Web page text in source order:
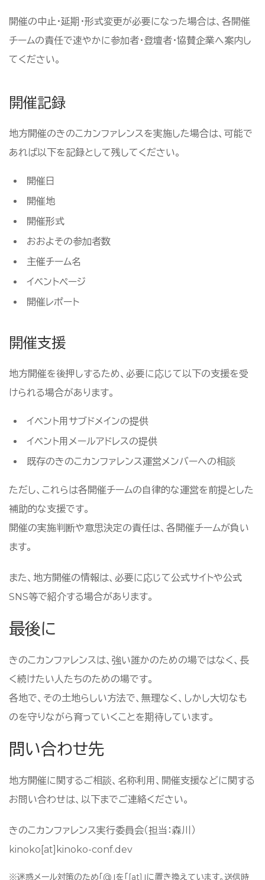
開催の中止・延期・形式変更が必要になった場合は、各開催
チームの責任で速やかに参加者・登壇者・協賛企業へ案内し
てください。
開催記録
地方開催のきのこカンファレンスを実施した場合は、可能で
あれば以下を記録として残してください。
開催日
開催地
開催形式
おおよその参加者数
主催チーム名
イベントページ
開催レポート
開催支援
地方開催を後押しするため、必要に応じて以下の支援を受
けられる場合があります。
イベント用サブドメインの提供
イベント用メールアドレスの提供
既存のきのこカンファレンス運営メンバーへの相談
ただし、これらは各開催チームの自律的な運営を前提とした
補助的な支援です。
開催の実施判断や意思決定の責任は、各開催チームが負い
ます。
また、地方開催の情報は、必要に応じて公式サイトや公式
SNS等で紹介する場合があります。
最後に
きのこカンファレンスは、強い誰かのための場ではなく、長
く続けたい人たちのための場です。
各地で、その土地らしい方法で、無理なく、しかし大切なも
のを守りながら育っていくことを期待しています。
問い合わせ先
地方開催に関するご相談、名称利用、開催支援などに関する
お問い合わせは、以下までご連絡ください。
きのこカンファレンス実行委員会（担当：森川）
kinoko[at]kinoko-conf.dev
※迷惑メール対策のため「@」を「[at]」に置き換えています。送信時